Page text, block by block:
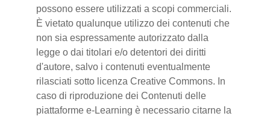
possono essere utilizzati a scopi commerciali.
È vietato qualunque utilizzo dei contenuti che
non sia espressamente autorizzato dalla
legge o dai titolari e/o detentori dei diritti
d'autore, salvo i contenuti eventualmente
rilasciati sotto licenza Creative Commons. In
caso di riproduzione dei Contenuti delle
piattaforme e-Learning è necessario citarne la